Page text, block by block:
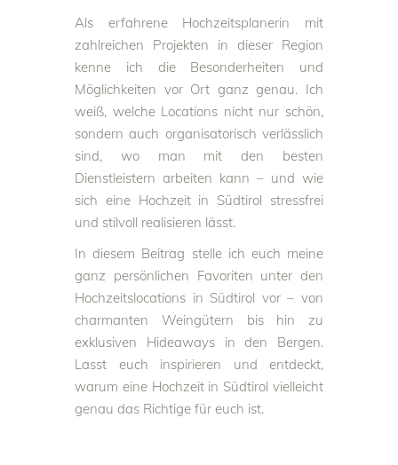
Als erfahrene Hochzeitsplanerin mit
zahlreichen Projekten in dieser Region
kenne ich die Besonderheiten und
Möglichkeiten vor Ort ganz genau. Ich
weiß, welche Locations nicht nur schön,
sondern auch organisatorisch verlässlich
sind, wo man mit den besten
Dienstleistern arbeiten kann – und wie
sich eine Hochzeit in Südtirol stressfrei
und stilvoll realisieren lässt.
In diesem Beitrag stelle ich euch meine
ganz persönlichen Favoriten unter den
Hochzeitslocations in Südtirol vor – von
charmanten Weingütern bis hin zu
exklusiven Hideaways in den Bergen.
Lasst euch inspirieren und entdeckt,
warum eine Hochzeit in Südtirol vielleicht
genau das Richtige für euch ist.